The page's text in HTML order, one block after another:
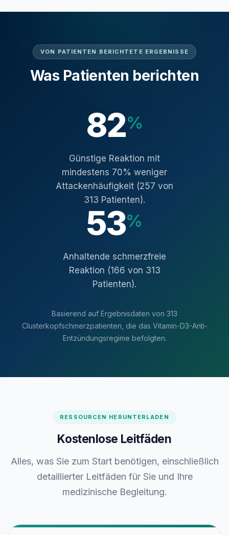
VON PATIENTEN BERICHTETE ERGEBNISSE
Was Patienten berichten
82%
Günstige Reaktion mit
mindestens 70% weniger
Attackenhäufigkeit (257 von
313 Patienten).
53%
Anhaltende schmerzfreie
Reaktion (166 von 313
Patienten).
Basierend auf Ergebnisdaten von 313
Clusterkopfschmerzpatienten, die das Vitamin-D3-Anti-
Entzündungsregime befolgten.
RESSOURCEN HERUNTERLADEN
Kostenlose Leitfäden
Alles, was Sie zum Start benötigen, einschließlich
detaillierter Leitfäden für Sie und Ihre
medizinische Begleitung.